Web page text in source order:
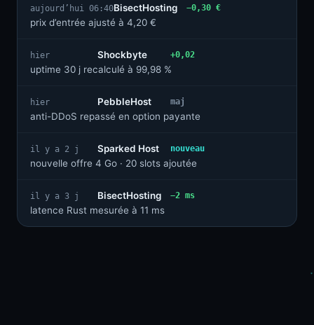
aujourd’hui 06:40BisectHosting
prix d’entrée ajusté à 4,20 €
−0,30 €
hier
Shockbyte
uptime 30 j recalculé à 99,98 %
+0,02
hier
PebbleHost
anti-DDoS repassé en option payante
maj
il y a 2 j
Sparked Host
nouvelle offre 4 Go · 20 slots ajoutée
nouveau
il y a 3 j
BisectHosting
latence Rust mesurée à 11 ms
−2 ms